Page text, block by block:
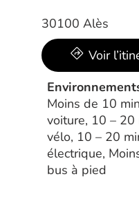
30100 Alès
Voir
Moins de 10
voiture, 10 – 20
vélo, 10 – 20
électrique,
bus à pied